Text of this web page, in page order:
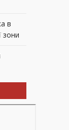
в
зони